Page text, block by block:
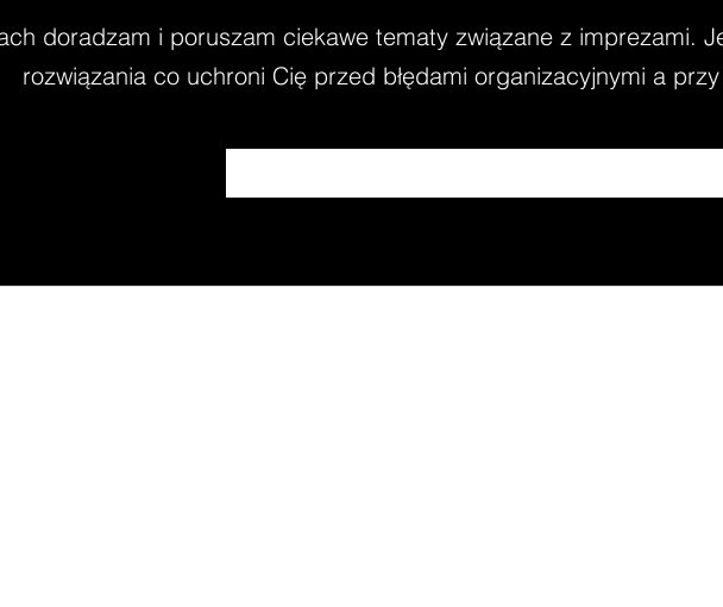
doradzam i poruszam ciekawe tematy związane z imprezami.
rozwiązania co uchroni Cię przed błędami organizacyjnymi a